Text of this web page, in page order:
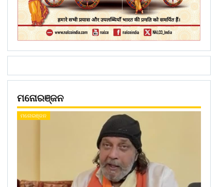
ମନୋରଞ୍ଜନ
ମନୋରଞ୍ଜନ